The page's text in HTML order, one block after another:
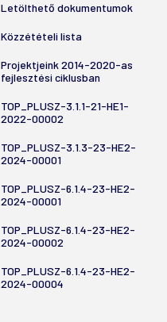
Letölthető dokumentumok
Közzétételi lista
Projektjeink 2014-2020-as
fejlesztési ciklusban
TOP_PLUSZ-3.1.1-21-HE1-
2022-00002
TOP_PLUSZ-3.1.3-23-HE2-
2024-00001
TOP_PLUSZ-6.1.4-23-HE2-
2024-00001
TOP_PLUSZ-6.1.4-23-HE2-
2024-00002
TOP_PLUSZ-6.1.4-23-HE2-
2024-00004